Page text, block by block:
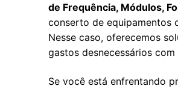
de Frequência, Módulos,
conserto de equipamentos
Nesse caso, oferecemos
gastos desnecessários
Se você está enfrentando